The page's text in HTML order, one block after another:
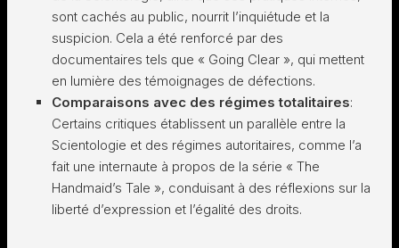
sont cachés au public, nourrit l’inquiétude et la
suspicion. Cela a été renforcé par des
documentaires tels que « Going Clear », qui mettent
en lumière des témoignages de défections.
Comparaisons avec des régimes totalitaires:
Certains critiques établissent un parallèle entre la
Scientologie et des régimes autoritaires, comme l’a
fait une internaute à propos de la série « The
Handmaid’s Tale », conduisant à des réflexions sur la
liberté d’expression et l’égalité des droits.